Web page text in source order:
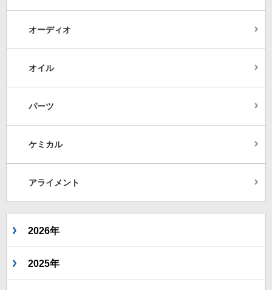
オーディオ
オイル
パーツ
ケミカル
アライメント
2026年
2025年